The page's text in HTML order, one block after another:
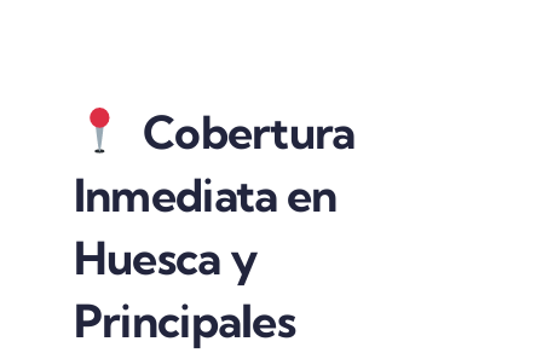
Cobertura
Inmediata en
Huesca y
Principales